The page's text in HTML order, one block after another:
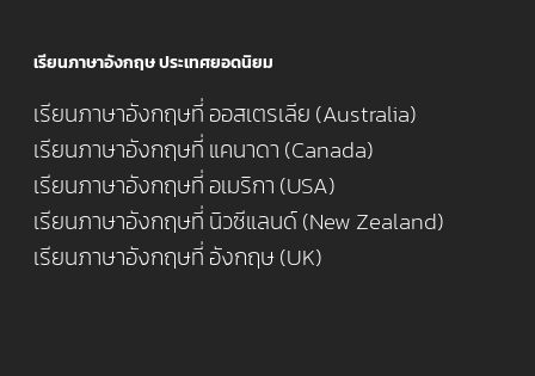
เรียนภาษาอังกฤษ ประเทศยอดนิยม
เรียนภาษาอังกฤษที่ ออสเตรเลีย (Australia)
เรียนภาษาอังกฤษที่ แคนาดา (Canada)
เรียนภาษาอังกฤษที่ อเมริกา (USA)
เรียนภาษาอังกฤษที่ นิวซีแลนด์ (New Zealand)
เรียนภาษาอังกฤษที่ อังกฤษ (UK)